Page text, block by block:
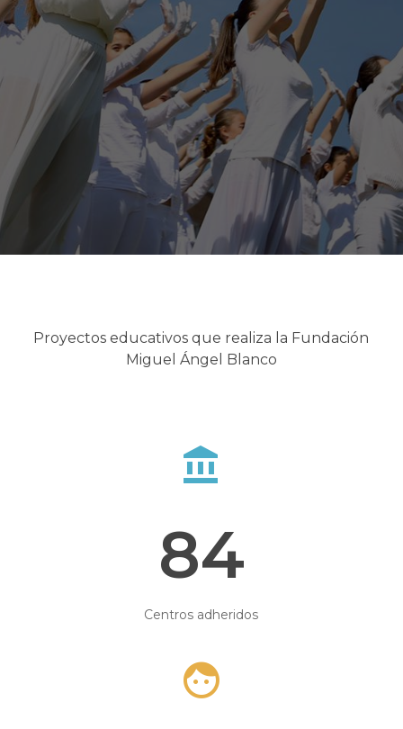
Proyectos educativos que realiza la Fundación
Miguel Ángel Blanco
84
Centros adheridos